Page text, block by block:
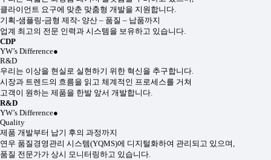
클라이언트 요구에 맞춘 맞춤형 개발을 지원합니다.
기획-샘플링-금형 제작- 양산 – 품질 – 납품까지
업계 최고의 전문 인력과 시스템을 보유하고 있습니다.
CDP
YW’s Difference●
R&D
우리는 이상을 현실로 실현하기 위한 혁신을 추구합니다.
시장과 트렌드의 흐름을 읽고 체계적인 프로세스를 거쳐
고객이 원하는 제품을 한발 앞서 개발합니다.
R&D
YW’s Difference●
Quality
제품 개발부터 납기 후의 과정까지
연우 품질경영관리 시스템(YQMS)에 디지털화하여 관리되고 있으며,
품질 전문가가 상시 모니터링하고 있습니다.